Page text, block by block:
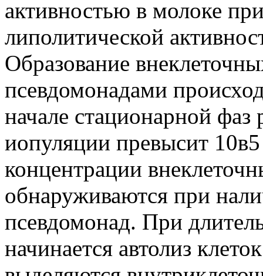
активностью в молоке
липолитической
Образование
псевдомонадами
начале стационарной фаз
иопуляции превысит
концентрации
обнаруживаются при
псевдомонад. При
начинается автолиз